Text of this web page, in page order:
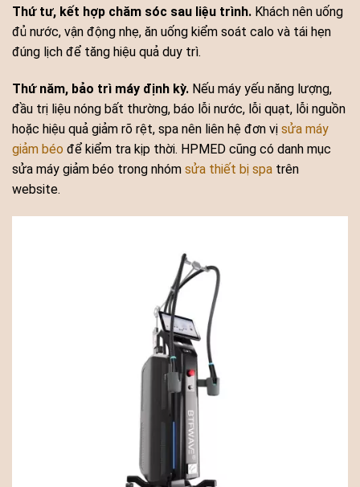
Thứ tư, kết hợp chăm sóc sau liệu trình. Khách nên uống
đủ nước, vận động nhẹ, ăn uống kiểm soát calo và tái hẹn
đúng lịch để tăng hiệu quả duy trì.
Thứ năm, bảo trì máy định kỳ. Nếu máy yếu năng lượng,
đầu trị liệu nóng bất thường, báo lỗi nước, lỗi quạt, lỗi nguồn
hoặc hiệu quả giảm rõ rệt, spa nên liên hệ đơn vị sửa máy
giảm béo để kiểm tra kịp thời. HPMED cũng có danh mục
sửa máy giảm béo trong nhóm sửa thiết bị spa trên
website.